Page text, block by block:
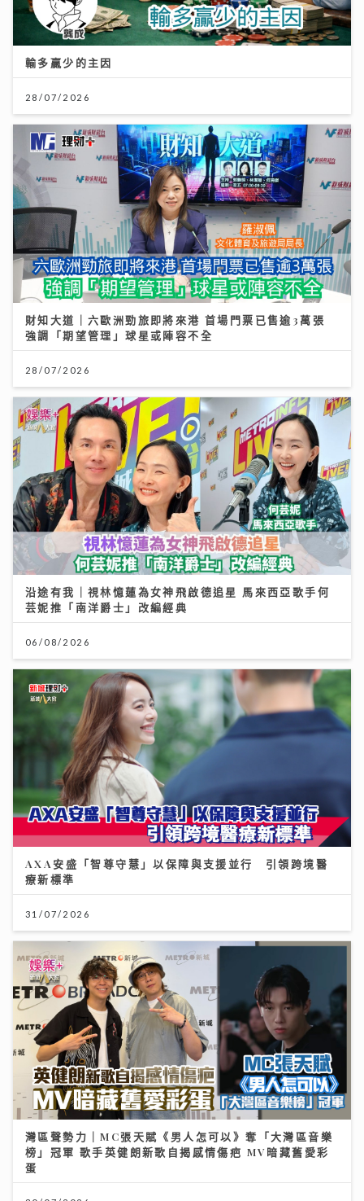
輸多贏少的主因
28/07/2026
財知大道｜六歐洲勁旅即將來港 首場門票已售逾3萬張
強調「期望管理」球星或陣容不全
28/07/2026
沿途有我｜視林憶蓮為女神飛啟德追星 馬來西亞歌手何
芸妮推「南洋爵士」改編經典
06/08/2026
AXA安盛「智尊守慧」以保障與支援並行 引領跨境醫
療新標準
31/07/2026
灣區聲勢力｜MC張天賦《男人怎可以》奪「大灣區音樂
榜」冠軍 歌手英健朗新歌自揭感情傷疤 MV暗藏舊愛彩
蛋